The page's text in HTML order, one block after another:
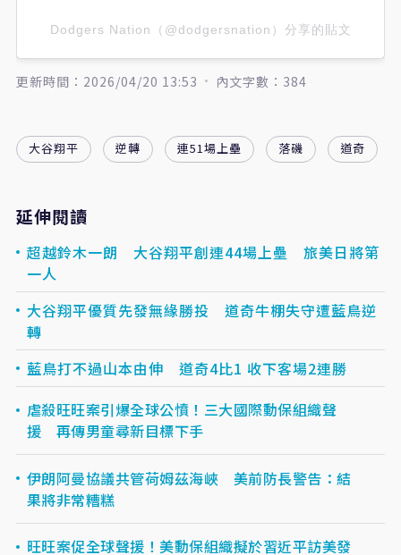
Dodgers Nation（@dodgersnation）分享的貼文
更新時間：2026/04/20 13:53 內文字數：384
大谷翔平 逆轉 連51場上壘 落磯 道奇
延伸閱讀
超越鈴木一朗 大谷翔平創連44場上壘 旅美日將第
一人
大谷翔平優質先發無緣勝投 道奇牛棚失守遭藍鳥逆
轉
藍鳥打不過山本由伸 道奇4比1 收下客場2連勝
虐殺旺旺案引爆全球公憤！三大國際動保組織聲
援 再傳男童尋新目標下手
伊朗阿曼協議共管荷姆茲海峽 美前防長警告：結
果將非常糟糕
旺旺案促全球聲援！美動保組織擬於習近平訪美發